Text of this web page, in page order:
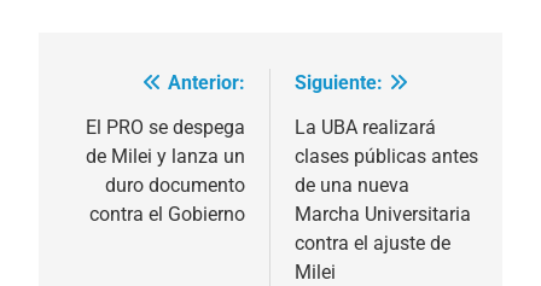
Navegación
de
entradas
Anterior:
El PRO se despega
de Milei y lanza un
duro documento
contra el Gobierno
Siguiente:
La UBA realizará
clases públicas antes
de una nueva
Marcha Universitaria
contra el ajuste de
Milei